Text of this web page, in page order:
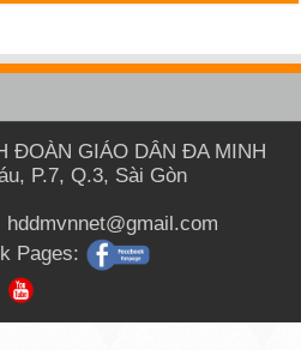
ĐOÀN GIÁO DÂN ĐA MINH
P.7, Q.3, Sài Gòn
Pages: